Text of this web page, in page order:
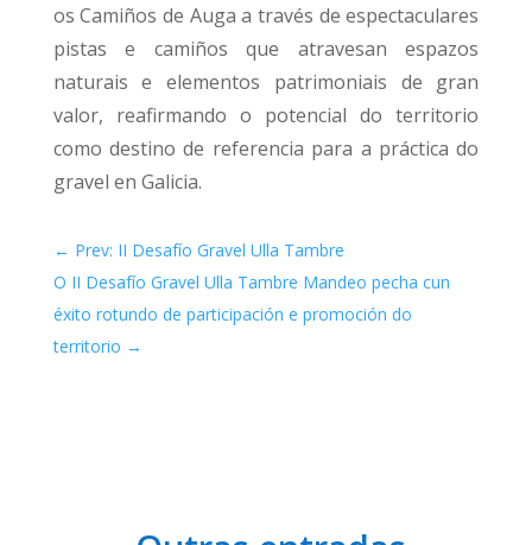
os Camiños de Auga a través de espectaculares
pistas e camiños que atravesan espazos
naturais e elementos patrimoniais de gran
valor, reafirmando o potencial do territorio
como destino de referencia para a práctica do
gravel en Galicia.
← Prev: II Desafío Gravel Ulla Tambre
O II Desafío Gravel Ulla Tambre Mandeo pecha cun
éxito rotundo de participación e promoción do
territorio →